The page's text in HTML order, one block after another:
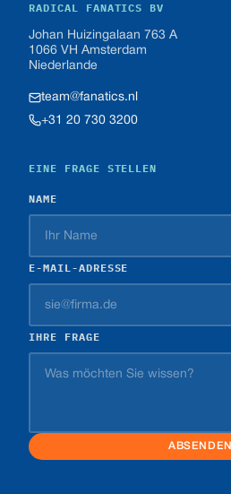
RADICAL FANATICS BV
Johan Huizingalaan 763 A
1066 VH Amsterdam
Niederlande
team@fanatics.nl
+31 20 730 3200
EINE FRAGE STELLEN
NAME
E-MAIL-ADRESSE
IHRE FRAGE
ABSENDEN